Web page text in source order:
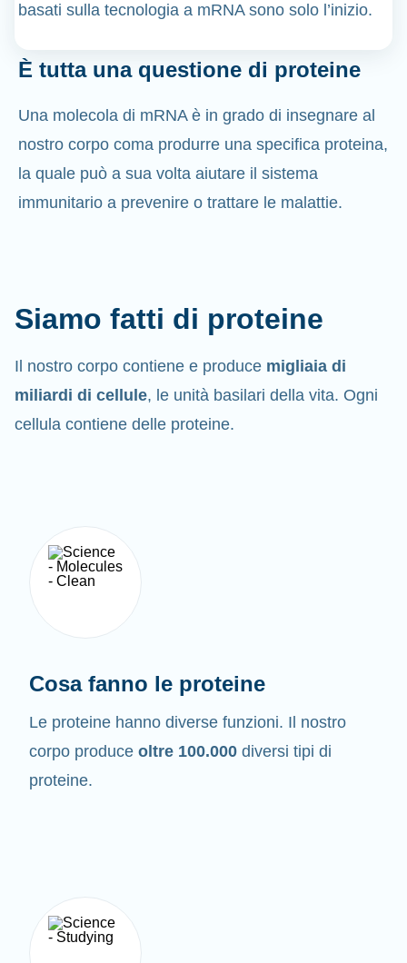
basati sulla tecnologia a mRNA sono solo l’inizio.
È tutta una questione di proteine
Una molecola di mRNA è in grado di insegnare al
nostro corpo coma produrre una specifica proteina,
la quale può a sua volta aiutare il sistema
immunitario a prevenire o trattare le malattie.
Siamo fatti di proteine
Il nostro corpo contiene e produce migliaia di
miliardi di cellule, le unità basilari della vita. Ogni
cellula contiene delle proteine.
Cosa fanno le proteine
Le proteine hanno diverse funzioni. Il nostro
corpo produce oltre 100.000 diversi tipi di
proteine.